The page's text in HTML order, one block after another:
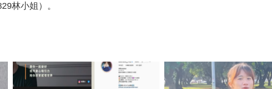
林小姐）。